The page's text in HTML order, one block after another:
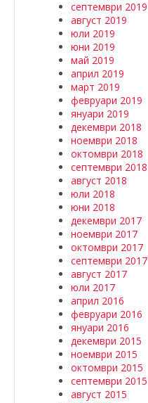
септември 2019
август 2019
юли 2019
юни 2019
май 2019
април 2019
март 2019
февруари 2019
януари 2019
декември 2018
ноември 2018
октомври 2018
септември 2018
август 2018
юли 2018
юни 2018
декември 2017
ноември 2017
октомври 2017
септември 2017
август 2017
юли 2017
април 2016
февруари 2016
януари 2016
декември 2015
ноември 2015
октомври 2015
септември 2015
август 2015